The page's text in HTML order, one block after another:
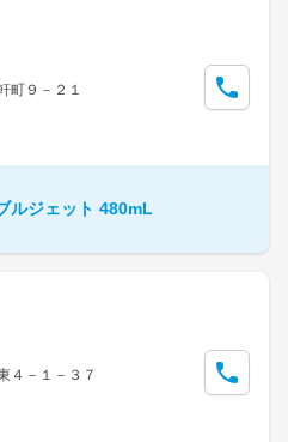
町９－２１
ルジェット 480mL
４－１－３７